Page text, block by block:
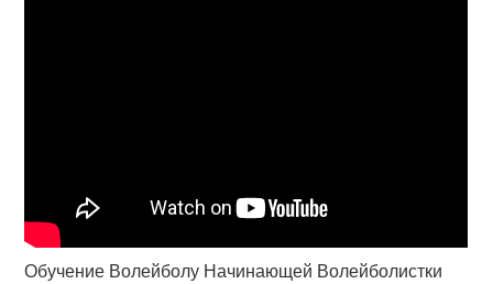
Обучение Волейболу Начинающей Волейболистки